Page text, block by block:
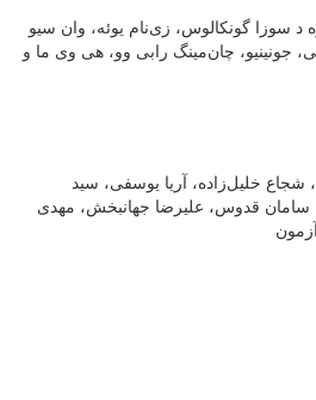
د سوزا گونکالوس، زی‌نام یوئه، وان سیو
جونینیو، چان‌مینگ رابی وو، هی وی ما و
شجاع خلیل‌زاده، آریا یوسفی، سید
سامان قدوس، علیرضا جهانبخش، مهدی